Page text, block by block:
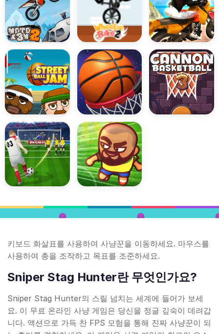
키보드 화살표를 사용하여 사냥꾼을 이동하세요. 마우스를
사용하여 총을 조작하고 목표를 조준하세요.
Sniper Stag Hunter란 무엇인가요?
Sniper Stag Hunter의 스릴 넘치는 세계에 들어가 보세
요. 이 무료 온라인 사냥 게임은 당신을 정글 깊숙이 데려갑
니다. 액션으로 가득 찬 FPS 모험을 통해 진짜 사냥꾼이 되